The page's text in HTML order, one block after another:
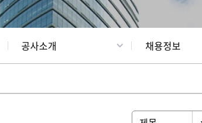
공사소개 채용정보